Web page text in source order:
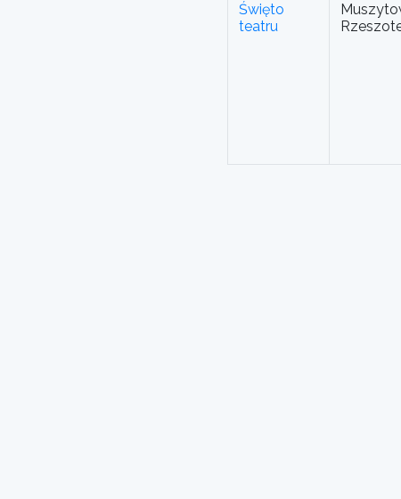
Święto
teatru